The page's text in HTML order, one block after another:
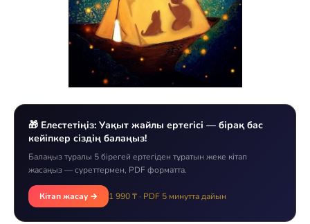
🎁 Елестетіңіз: Уақыт жайлы ертегісі — бірақ бас
кейіпкер сіздің балаңыз!
Балаңыз туралы 5 бірегей ертегіден тұратын жеке кітап
жасаңыз — суреттермен, PDF форматта.
Кітап жасау → 1 990 ₸ · PDF 5 минутта дайын